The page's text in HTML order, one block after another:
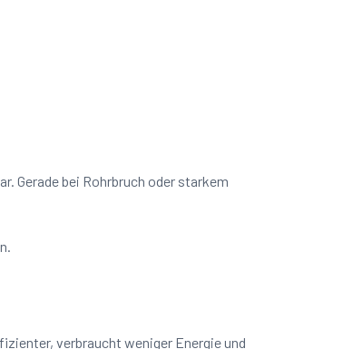
Gerade bei Rohrbruch oder starkem
verbraucht weniger Energie und